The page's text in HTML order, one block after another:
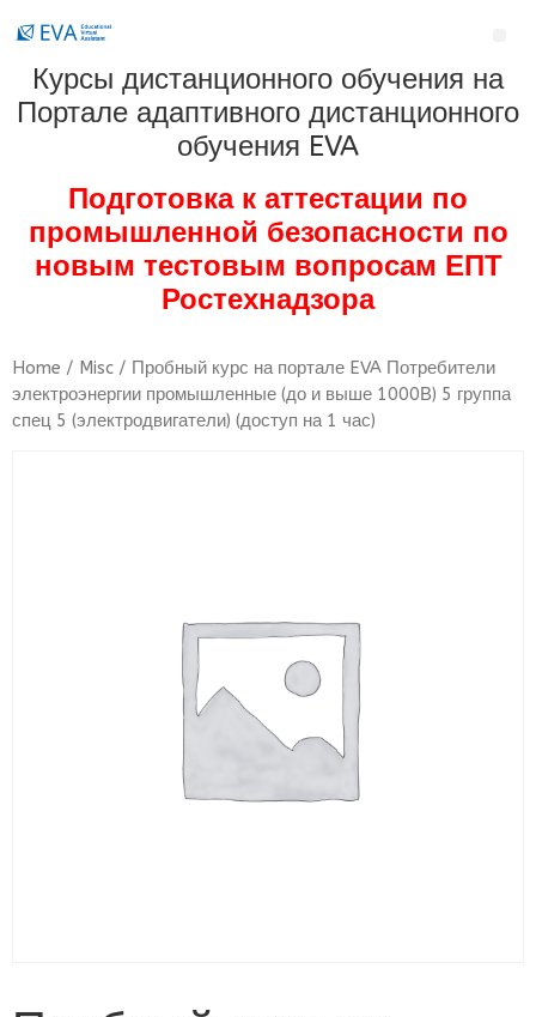
Курсы дистанционного обучения на
Портале адаптивного дистанционного
обучения EVA
Подготовка к аттестации по
промышленной безопасности по
новым тестовым вопросам ЕПТ
Ростехнадзора
Home / Misc / Пробный курс на портале EVA Потребители
электроэнергии промышленные (до и выше 1000В) 5 группа
спец 5 (электродвигатели) (доступ на 1 час)